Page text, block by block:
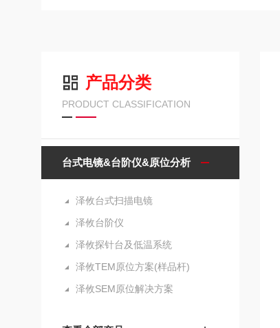
产品分类
PRODUCT CLASSIFICATION
台式电镜&台阶仪&原位分析
泽攸台式扫描电镜
泽攸台阶仪
泽攸探针台及低温系统
泽攸TEM原位方案(样品杆)
泽攸SEM原位解决方案